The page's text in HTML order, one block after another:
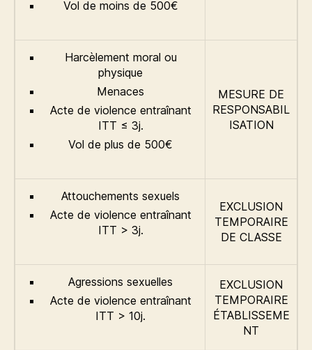
Vol de moins de 500€
Harcèlement moral ou
physique
Menaces
Acte de violence entraînant
ITT ≤ 3j.
Vol de plus de 500€
MESURE DE
RESPONSABIL
ISATION
Attouchements sexuels
Acte de violence entraînant
ITT > 3j.
EXCLUSION
TEMPORAIRE
DE CLASSE
Agressions sexuelles
Acte de violence entraînant
ITT > 10j.
EXCLUSION
TEMPORAIRE
ÉTABLISSEME
NT